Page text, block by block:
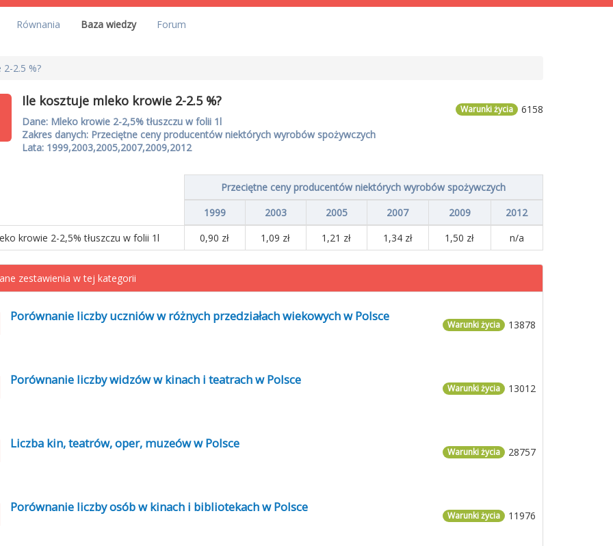
Równania Baza wiedzy Forum
2.5 %?
6158
Warunki życia
Ile kosztuje mleko krowie 2-2.5 %?
Dane: Mleko krowie 2-2,5% tłuszczu w folii 1l
Zakres danych: Przeciętne ceny producentów niektórych wyrobów spożywczych
Lata: 1999,2003,2005,2007,2009,2012
Przeciętne ceny producentów niektórych wyrobów spożywczych
1999
2003 2005 2007 2009
2012
krowie 2-2,5% tłuszczu w folii 1l
0,90 zł 1,09 zł 1,21 zł 1,34 zł 1,50 zł n/a
zestawienia w tej kategorii
13878
Warunki życia
Porównanie liczby uczniów w różnych przedziałach wiekowych w Polsce
13012
Warunki życia
Porównanie liczby widzów w kinach i teatrach w Polsce
28757
Warunki życia
Liczba kin, teatrów, oper, muzeów w Polsce
11976
Warunki życia
Porównanie liczby osób w kinach i bibliotekach w Polsce